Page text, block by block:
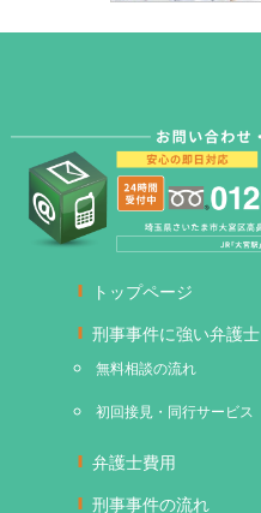
トップページ
刑事事件に強い弁護士
無料相談の流れ
初回接見・同行サービス
弁護士費用
刑事事件の流れ